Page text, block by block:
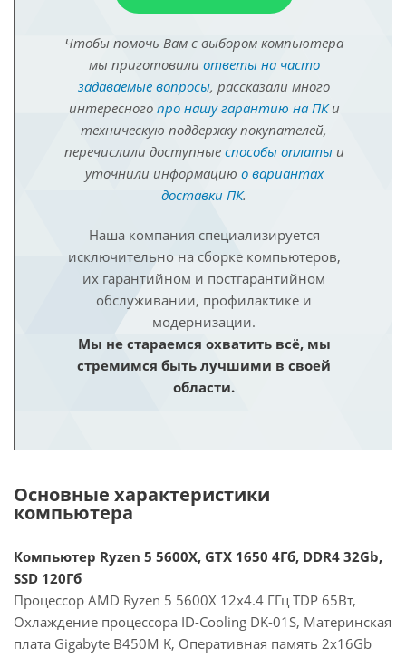
Чтобы помочь Вам с выбором компьютера
мы приготовили ответы на часто
задаваемые вопросы, рассказали много
интересного про нашу гарантию на ПКи
техническую поддержку покупателей,
перечислили доступные способы оплатыи
уточнили информацию о вариантах
доставки ПК.
Наша компания специализируется
исключительно на сборке компьютеров,
их гарантийном и постгарантийном
обслуживании, профилактике и
модернизации.
Мы не стараемся охватить всё, мы
стремимся быть лучшими в своей
области.
Основные характеристики
компьютера
Компьютер Ryzen 5 5600X, GTX 1650 4Гб, DDR4 32Gb,
SSD 120Гб
Процессор AMD Ryzen 5 5600X 12x4.4 ГГц TDP 65Вт,
Охлаждение процессора ID-Cooling DK-01S, Материнская
плата Gigabyte B450M K, Оперативная память 2x16Gb